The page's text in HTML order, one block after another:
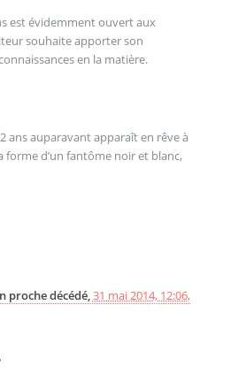
est évidemment ouvert aux
souhaite apporter son
en la matière.
ans auparavant apparaît en rêve à
forme d’un fantôme noir et blanc,
proche décédé,31 mai 2014, 12:06,